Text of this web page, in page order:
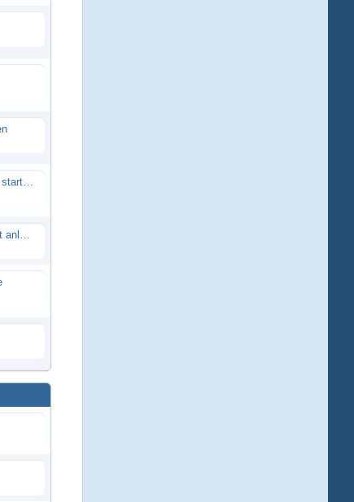
Smartech Buggy SMT-UNO 28ccm startet nicht
Lrp flow works team lässt sich nicht anlernen